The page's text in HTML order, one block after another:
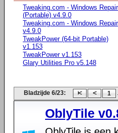
Tweaking.com - Windows Repair
(Portable) v4.9.0
Tweaking.com - Windows Repair
v4.9.0
TweakPower (64-bit Portable)
v1.153
TweakPower v1.153
Glary Utilities Pro v5.148
Bladzijde 6/23: 1
OblyTile